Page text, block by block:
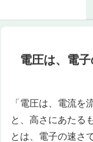
電圧は、電子
「電圧は、電流を
と、高さにあたる
とは、電子の速さ